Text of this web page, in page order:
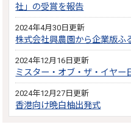
社」の受賞を報告
2024年4月30日更新
株式会社興農園から企業版ふ
2024年12月16日更新
ミスター・オブ・ザ・イヤー
2024年12月27日更新
香港向け晩白柚出発式